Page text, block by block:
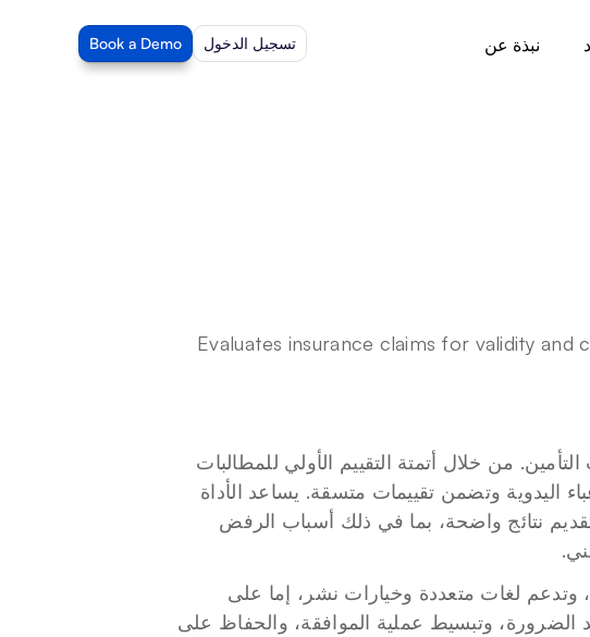
نبذة عن تسجيل الدخول Book a Demo
Evaluates insurance claims for validity